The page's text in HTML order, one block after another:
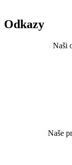
Odkazy
Naši
Naše